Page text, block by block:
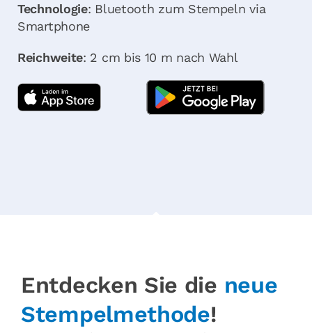
Technologie: Bluetooth zum Stempeln via
Smartphone
Reichweite: 2 cm bis 10 m nach Wahl
Entdecken Sie die neue
Stempel­methode!